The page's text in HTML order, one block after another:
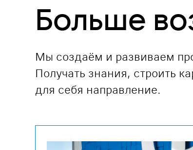
Больше
Мы создаём и развиваем
Получать знания, строить
для себя направление.